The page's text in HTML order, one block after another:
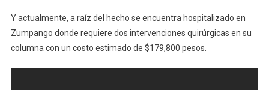
Y actualmente, a raíz del hecho se encuentra hospitalizado en
Zumpango donde requiere dos intervenciones quirúrgicas en su
columna con un costo estimado de $179,800 pesos.